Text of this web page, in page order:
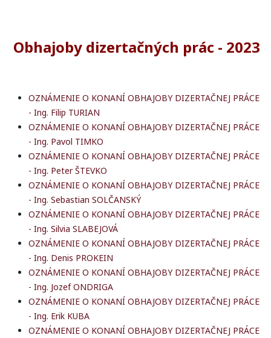
Obhajoby dizertačných prác - 2023
OZNÁMENIE O KONANÍ OBHAJOBY DIZERTAČNEJ PRÁCE
- Ing. Filip TURIAN
OZNÁMENIE O KONANÍ OBHAJOBY DIZERTAČNEJ PRÁCE
- Ing. Pavol TIMKO
OZNÁMENIE O KONANÍ OBHAJOBY DIZERTAČNEJ PRÁCE
- Ing. Peter ŠTEVKO
OZNÁMENIE O KONANÍ OBHAJOBY DIZERTAČNEJ PRÁCE
- Ing. Sebastian SOLČANSKÝ
OZNÁMENIE O KONANÍ OBHAJOBY DIZERTAČNEJ PRÁCE
- Ing. Silvia SLABEJOVÁ
OZNÁMENIE O KONANÍ OBHAJOBY DIZERTAČNEJ PRÁCE
- Ing. Denis PROKEIN
OZNÁMENIE O KONANÍ OBHAJOBY DIZERTAČNEJ PRÁCE
- Ing. Jozef ONDRIGA
OZNÁMENIE O KONANÍ OBHAJOBY DIZERTAČNEJ PRÁCE
- Ing. Erik KUBA
OZNÁMENIE O KONANÍ OBHAJOBY DIZERTAČNEJ PRÁCE